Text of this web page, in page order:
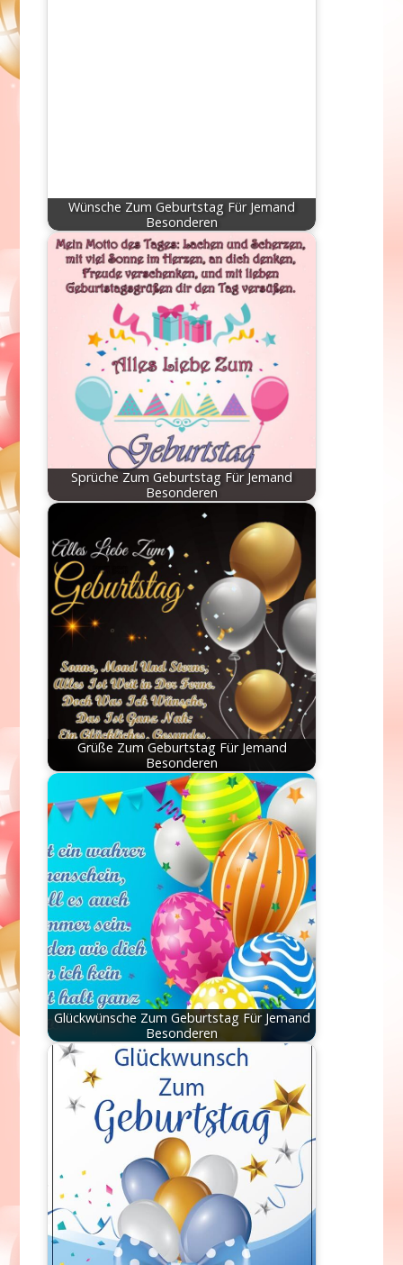
Wünsche Zum Geburtstag Für Jemand
Besonderen
Sprüche Zum Geburtstag Für Jemand
Besonderen
Grüße Zum Geburtstag Für Jemand
Besonderen
Glückwünsche Zum Geburtstag Für Jemand
Besonderen